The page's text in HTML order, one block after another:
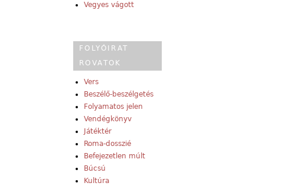
Vegyes vágott
FOLYÓIRAT
ROVATOK
Vers
Beszélő-beszélgetés
Folyamatos jelen
Vendégkönyv
Játéktér
Roma-dosszié
Befejezetlen múlt
Búcsú
Kultúra